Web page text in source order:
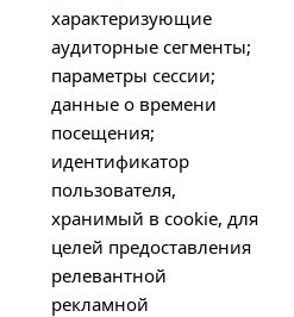
характеризующие
аудиторные сегменты;
параметры сессии;
данные о времени
посещения;
идентификатор
пользователя,
хранимый в cookie, для
целей предоставления
релевантной
рекламной